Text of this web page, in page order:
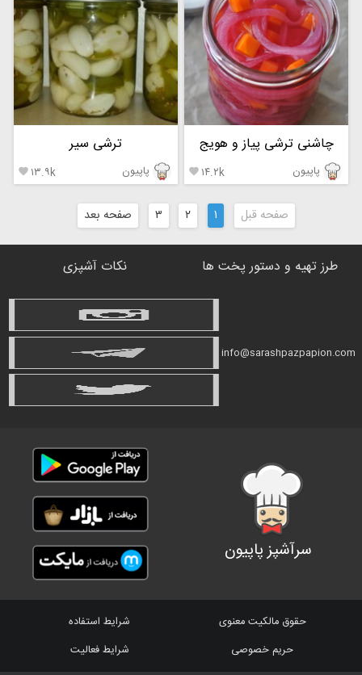
چاشنی ترشی پیاز و هویج
پاپیون ۱۴.۲k 
ترشی سیر
پاپیون ۱۳.۹k 
صفحه قبل ۱ ۲ ۳ صفحه بعد
طرز تهیه و دستور پخت ها نکات آشپزی
info@sarashpazpapion.com
سرآشپز پاپیون
حقوق مالکیت معنوی
شرایط استفاده
حریم خصوصی
شرایط فعالیت